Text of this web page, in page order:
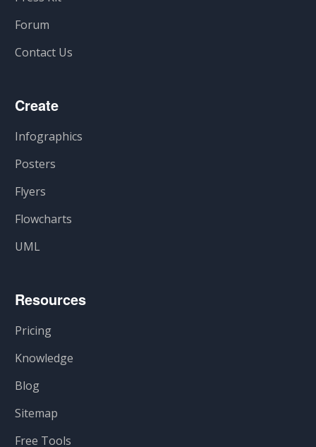
Forum
Contact Us
Create
Infographics
Posters
Flyers
Flowcharts
UML
Resources
Pricing
Knowledge
Blog
Sitemap
Free Tools